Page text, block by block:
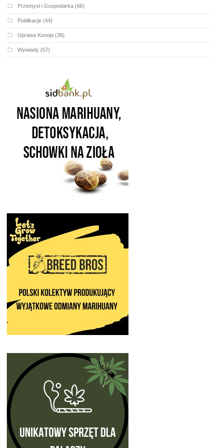
Przemysł i Gospodarka (66)
Publikacje (44)
Uprawa Konopi (36)
Wywiady (57)